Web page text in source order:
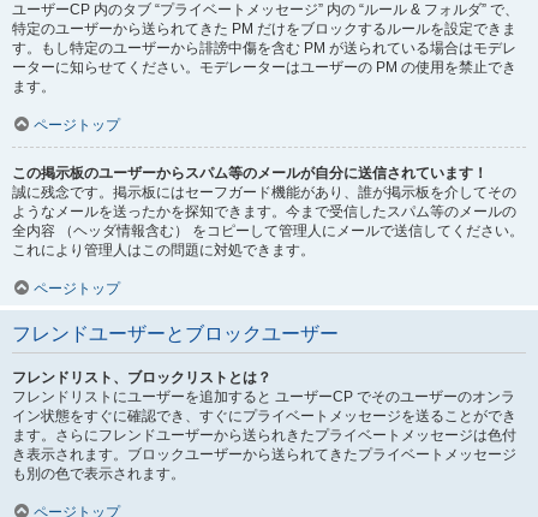
ユーザーCP 内のタブ “プライベートメッセージ” 内の “ルール & フォルダ” で、
特定のユーザーから送られてきた PM だけをブロックするルールを設定できま
す。もし特定のユーザーから誹謗中傷を含む PM が送られている場合はモデレ
ーターに知らせてください。モデレーターはユーザーの PM の使用を禁止でき
ます。
ページトップ
この掲示板のユーザーからスパム等のメールが自分に送信されています！
誠に残念です。掲示板にはセーフガード機能があり、誰が掲示板を介してその
ようなメールを送ったかを探知できます。今まで受信したスパム等のメールの
全内容 （ヘッダ情報含む） をコピーして管理人にメールで送信してください。
これにより管理人はこの問題に対処できます。
ページトップ
フレンドユーザーとブロックユーザー
フレンドリスト、ブロックリストとは？
フレンドリストにユーザーを追加すると ユーザーCP でそのユーザーのオンラ
イン状態をすぐに確認でき、すぐにプライベートメッセージを送ることができ
ます。さらにフレンドユーザーから送られきたプライベートメッセージは色付
き表示されます。ブロックユーザーから送られてきたプライベートメッセージ
も別の色で表示されます。
ページトップ